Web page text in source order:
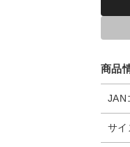
商品
JAN
サイ